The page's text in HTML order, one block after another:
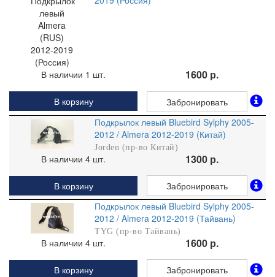
В наличии 1 шт. 1600 р.
В корзину
Забронировать
Подкрылок левый Bluebird Sylphy 2005-
2012 / Almera 2012-2019 (Китай)
Jorden (пр-во Китай)
В наличии 4 шт. 1300 р.
В корзину
Забронировать
Подкрылок левый Bluebird Sylphy 2005-
2012 / Almera 2012-2019 (Тайвань)
TYG (пр-во Тайвань)
В наличии 4 шт. 1600 р.
В корзину
Забронировать